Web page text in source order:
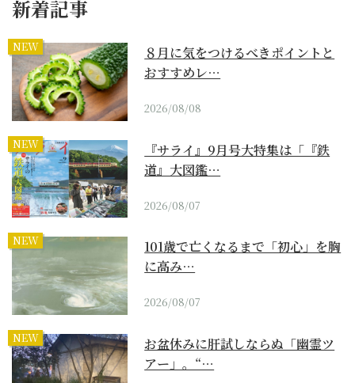
新着記事
NEW
８月に気をつけるべきポイントと
おすすめレ…
2026/08/08
NEW
『サライ』9月号大特集は「『鉄
道』大図鑑…
2026/08/07
NEW
101歳で亡くなるまで「初心」を胸
に高み…
2026/08/07
NEW
お盆休みに肝試しならぬ「幽霊ツ
アー」。“…